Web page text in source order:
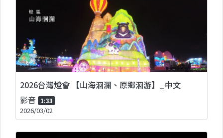
2026台灣燈會 【山海洄瀾、原鄉洄游】_中文
影音 1:33
2026/03/02